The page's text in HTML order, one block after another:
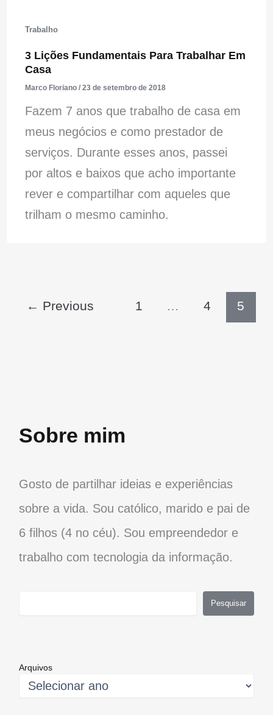
Trabalho
3 Lições Fundamentais Para Trabalhar Em
Casa
Marco Floriano / 23 de setembro de 2018
Fazem 7 anos que trabalho de casa em
meus negócios e como prestador de
serviços. Durante esses anos, passei
por altos e baixos que acho importante
rever e compartilhar com aqueles que
trilham o mesmo caminho.
← Previous 1 … 4 5
Sobre mim
Gosto de partilhar ideias e experiências
sobre a vida. Sou católico, marido e pai de
6 filhos (4 no céu). Sou empreendedor e
trabalho com tecnologia da informação.
Pesquisar
Arquivos